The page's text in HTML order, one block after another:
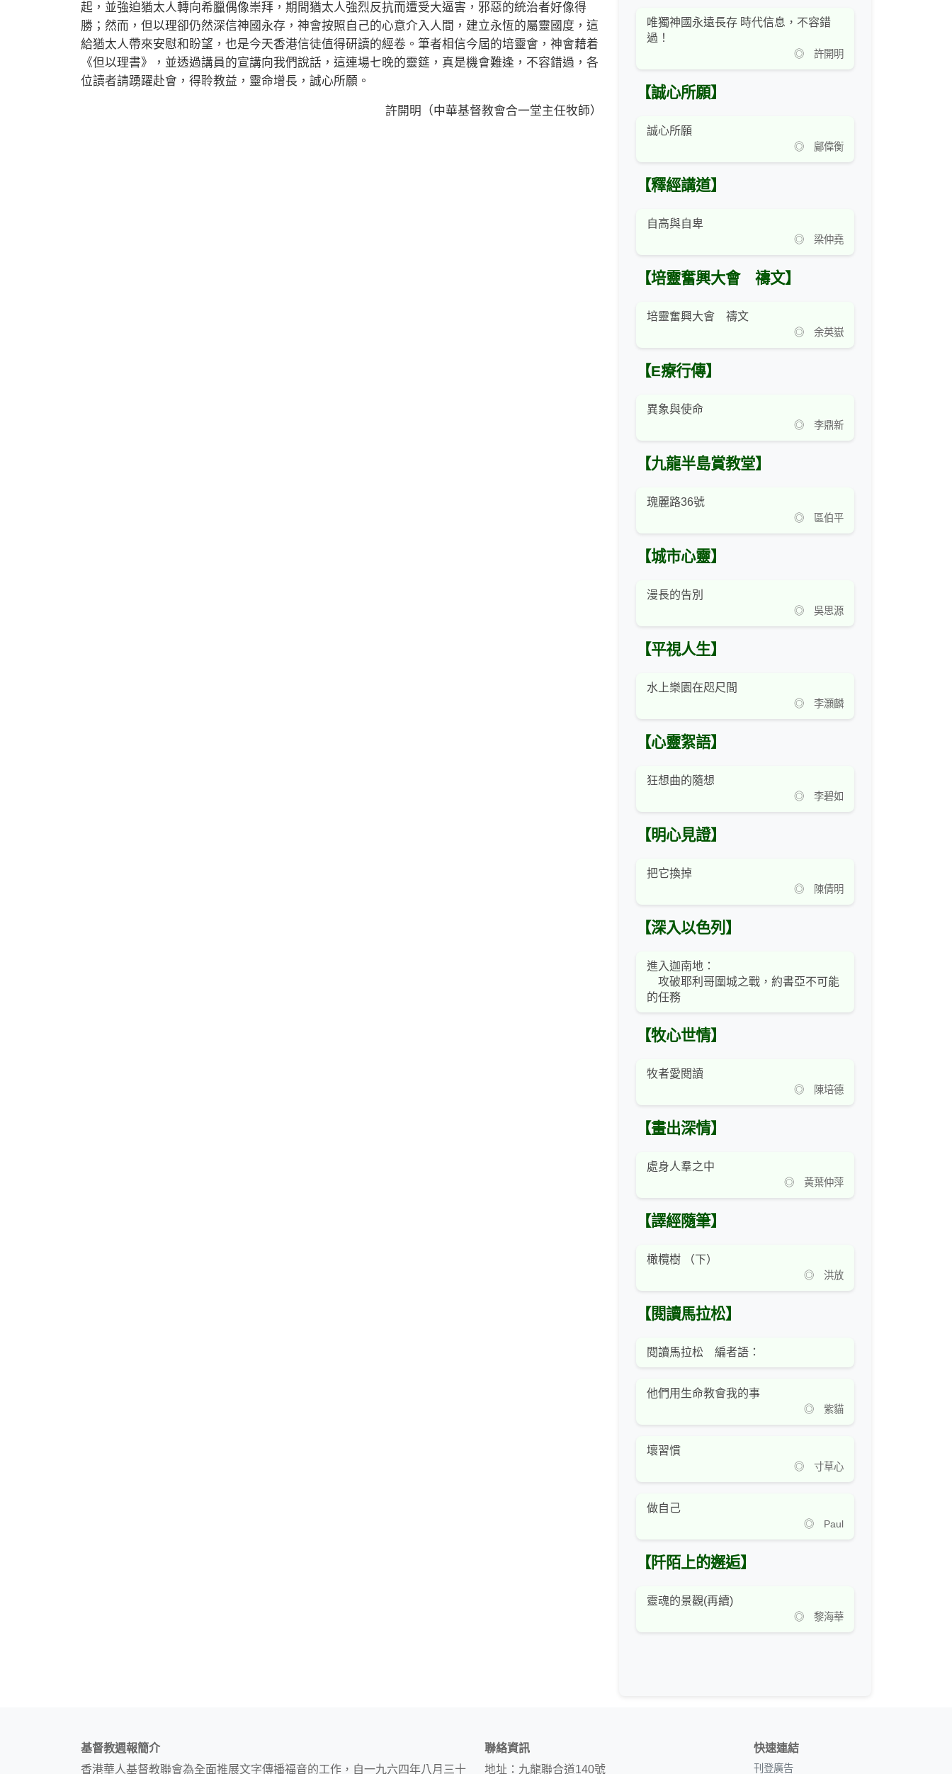
起，並強迫猶太人轉向希臘偶像崇拜，期間猶太人強烈反抗而遭受大逼害，邪惡的統治者好像得
勝；然而，但以理卻仍然深信神國永存，神會按照自己的心意介入人間，建立永恆的屬靈國度，這
給猶太人帶來安慰和盼望，也是今天香港信徒值得研讀的經卷。筆者相信今屆的培靈會，神會藉着
《但以理書》，並透過講員的宣講向我們說話，這連場七晚的靈筵，真是機會難逢，不容錯過，各
位讀者請踴躍赴會，得聆教益，靈命增長，誠心所願。
許開明（中華基督教會合一堂主任牧師）
唯獨神國永遠長存 時代信息，不容錯
過！
◎ 許開明
【誠心所願】
誠心所願
◎ 鄺偉衡
【釋經講道】
自高與自卑
◎ 梁仲堯
【培靈奮興大會 禱文】
培靈奮興大會 禱文
◎ 余英嶽
【E療行傳】
異象與使命
◎ 李鼎新
【九龍半島賞教堂】
瑰麗路36號
◎ 區伯平
【城市心靈】
漫長的告別
◎ 吳思源
【平視人生】
水上樂園在咫尺間
◎ 李灝麟
【心靈絮語】
狂想曲的隨想
◎ 李碧如
【明心見證】
把它換掉
◎ 陳倩明
【深入以色列】
進入迦南地：
攻破耶利哥圍城之戰，約書亞不可能
的任務
【牧心世情】
牧者愛閱讀
◎ 陳培德
【畫出深情】
處身人羣之中
◎ 黃葉仲萍
【譯經隨筆】
橄欖樹 （下）
◎ 洪放
【閱讀馬拉松】
閱讀馬拉松 編者語：
他們用生命教會我的事
◎ 紫貓
壞習慣
◎ 寸草心
做自己
◎ Paul
【阡陌上的邂逅】
靈魂的景觀(再續)
◎ 黎海華
基督教週報簡介
香港華人基督教聯會為全面推展文字傳播福音的工作，自一九六四年八月三十
聯絡資訊
地址：九龍聯合道140號
快速連結
刊登廣告